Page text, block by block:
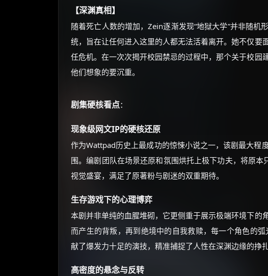
【深渊真相】
随着死亡人数的增加，Zein逐渐发现“地狱大学”并非随
统，旨在让任何进入这里的人都无法活着离开。她不仅要
任危机。在一次次揭开校园禁忌的过程中，那个关于校园
他们想象的要沉重。
剧集硬核看点：
现象级网文IP的硬核还原
作为Wattpad历史上最成功的惊悚小说之一，该剧最大程
围。编剧团队在场景还原和氛围烘托上极下功夫，将原本
视觉盛宴，满足了原著粉与剧迷的双重期待。
生存游戏下的心理博弈
本剧并非单纯的血腥堆砌，它更侧重于展示极端环境下的
而产生的背叛，再到绝境中的自我救赎，每一个角色的
献了爆发力十足的演技，精准捕捉了人性在深渊边缘的挣扎
高密度的悬念与反转